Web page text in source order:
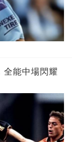
全能中場閃耀